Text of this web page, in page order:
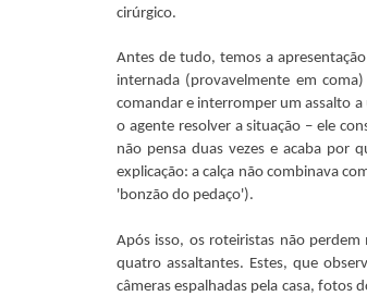
cirúrgico.
Antes de tudo, temos a
internada (provavelmente em
comandar e interromper um assalto a
o agente resolver a situação – ele
não pensa duas vezes e acaba por
explicação: a calça não combinava
'bonzão do pedaço').
Após isso, os roteiristas não
quatro assaltantes. Estes, que
câmeras espalhadas pela casa, fotos